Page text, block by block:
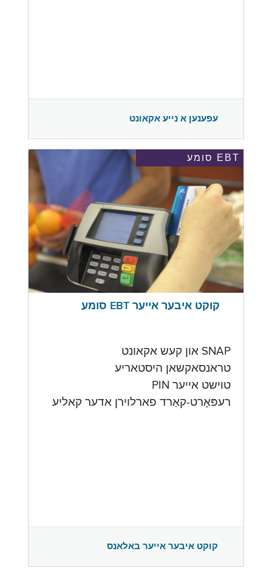
עפענען א נייע אקאונט
EBT סומע
קוקט איבער אייער EBT סומע
SNAP און קעש אקאונט
טראנסאקשאן היסטאריע
טוישט אייער PIN
רעפּאָרט-קאַרד פארלוירן אדער קאליע
קוקט איבער אייער באלאנס